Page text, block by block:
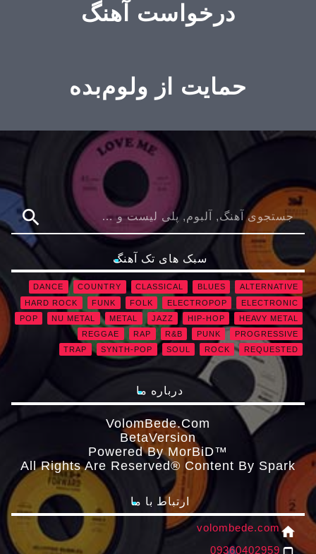
درخواست آهنگ
حمایت از ولوم‌بده
search
سبک های تک آهنگ
ALTERNATIVE
BLUES
CLASSICAL
COUNTRY
DANCE
ELECTRONIC
ELECTROPOP
FOLK
FUNK
HARD ROCK
HEAVY METAL
HIP-HOP
JAZZ
METAL
NU METAL
POP
PROGRESSIVE
PUNK
R&B
RAP
REGGAE
REQUESTED
ROCK
SOUL
SYNTH-POP
TRAP
درباره ما
VolomBede.com
ΒetaVersion
Powered By MorBiD™
All Rights Are Reserved® Content By Spark
ارتباط با ما
home
volombede.com
09360402959